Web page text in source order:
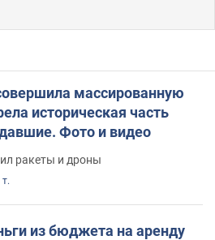
массированную
историческая часть
Фото и видео
ракеты и дроны
из бюджета на аренду